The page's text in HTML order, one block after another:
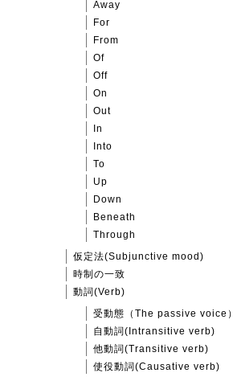
Away
For
From
Of
Off
On
Out
In
Into
To
Up
Down
Beneath
Through
仮定法(Subjunctive mood)
時制の一致
動詞(Verb)
受動態（The passive voice）
自動詞(Intransitive verb)
他動詞(Transitive verb)
使役動詞(Causative verb)